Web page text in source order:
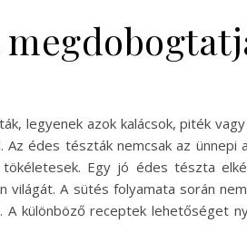
legyenek azok kalácsok, piték vagy
édes tészták nemcsak az ünnepi
Egy jó édes tészta
A sütés folyamata során
A különböző receptek lehetőséget